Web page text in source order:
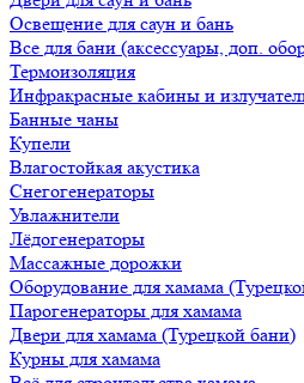
Освещение для саун и бань
Все для бани (аксессуары, доп.
Термоизоляция
Инфракрасные кабины и
Банные чаны
Купели
Влагостойкая акустика
Снегогенераторы
Увлажнители
Лёдогенераторы
Массажные дорожки
Оборудование для хамама
Парогенераторы для хамама
Двери для хамама (Турецкой бани)
Курны для хамама